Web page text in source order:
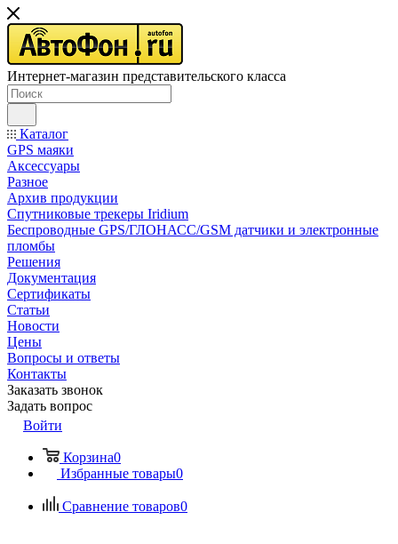
Интернет-магазин представительского класса
Каталог
GPS маяки
Аксессуары
Разное
Архив продукции
Спутниковые трекеры Iridium
Беспроводные GPS/ГЛОНАСС/GSM датчики и электронные
пломбы
Решения
Документация
Сертификаты
Статьи
Новости
Цены
Вопросы и ответы
Контакты
Заказать звонок
Задать вопрос
Войти
Корзина0
Избранные товары0
Сравнение товаров0